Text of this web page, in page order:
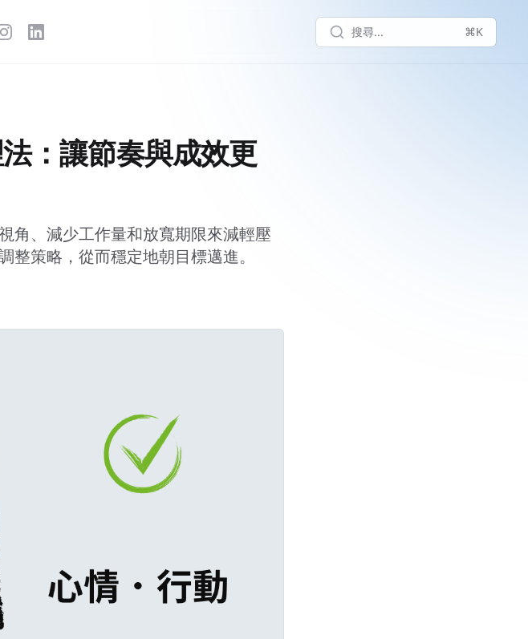
搜尋... ⌘K
：讓節奏與成效更
角、減少工作量和放寬期限來減輕壓
策略，從而穩定地朝目標邁進。